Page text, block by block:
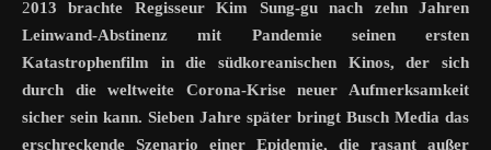
2013 brachte Regisseur Kim Sung-gu nach zehn Jahren
Leinwand-Abstinenz mit Pandemie seinen ersten
Katastrophenfilm in die südkoreanischen Kinos, der sich
durch die weltweite Corona-Krise neuer Aufmerksamkeit
sicher sein kann. Sieben Jahre später bringt Busch Media das
erschreckende Szenario einer Epidemie, die rasant außer